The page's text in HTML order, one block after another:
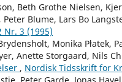
Beth Grothe Nielsen,
Blume, Lars Bo
3 (1995)
Monika Płatek,
Anette Storgaard, Nils
, Nordisk Tidsskrift for
Peter Garde, Jonas